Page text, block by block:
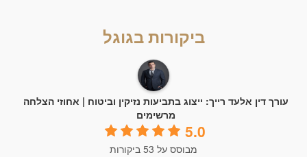
ביקורות בגוגל
עורך דין אלעד רייך: ייצוג בתביעות נזיקין וביטוח | אחוזי הצלחה
מרשימים
5.0
מבוסס על 53 ביקורות